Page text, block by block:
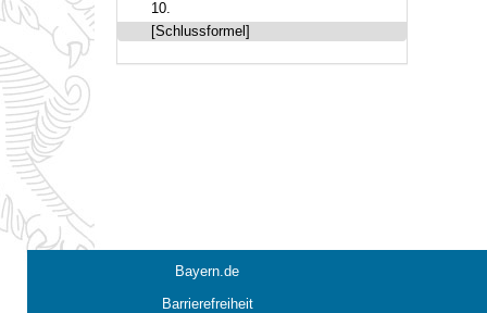
10.
[Schlussformel]
Bayern.de
Barrierefreiheit